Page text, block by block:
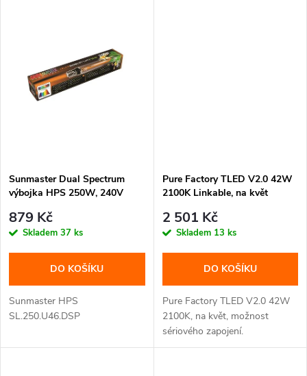
Sunmaster Dual Spectrum
výbojka HPS 250W, 240V
879 Kč
Skladem 37 ks
DO KOŠÍKU
Sunmaster HPS
SL.250.U46.DSP
Pure Factory TLED V2.0 42W
2100K Linkable, na květ
2 501 Kč
Skladem 13 ks
DO KOŠÍKU
Pure Factory TLED V2.0 42W
2100K, na květ, možnost
sériového zapojení.